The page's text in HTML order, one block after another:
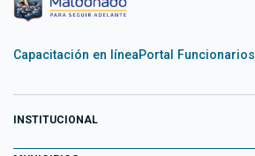
Capacitación en líneaPortal Funcionarios
INSTITUCIONAL